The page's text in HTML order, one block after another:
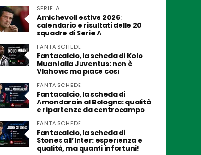
SERIE A
Amichevoli estive 2026:
calendario e risultati delle 20
squadre di Serie A
FANTASCHEDE
Fantacalcio, la scheda di Kolo
Muani alla Juventus: non è
Vlahovic ma piace così
FANTASCHEDE
Fantacalcio, la scheda di
Amondarain al Bologna: qualità
e ripartenze da centrocampo
FANTASCHEDE
Fantacalcio, la scheda di
Stones all’Inter: esperienza e
qualità, ma quanti infortuni!